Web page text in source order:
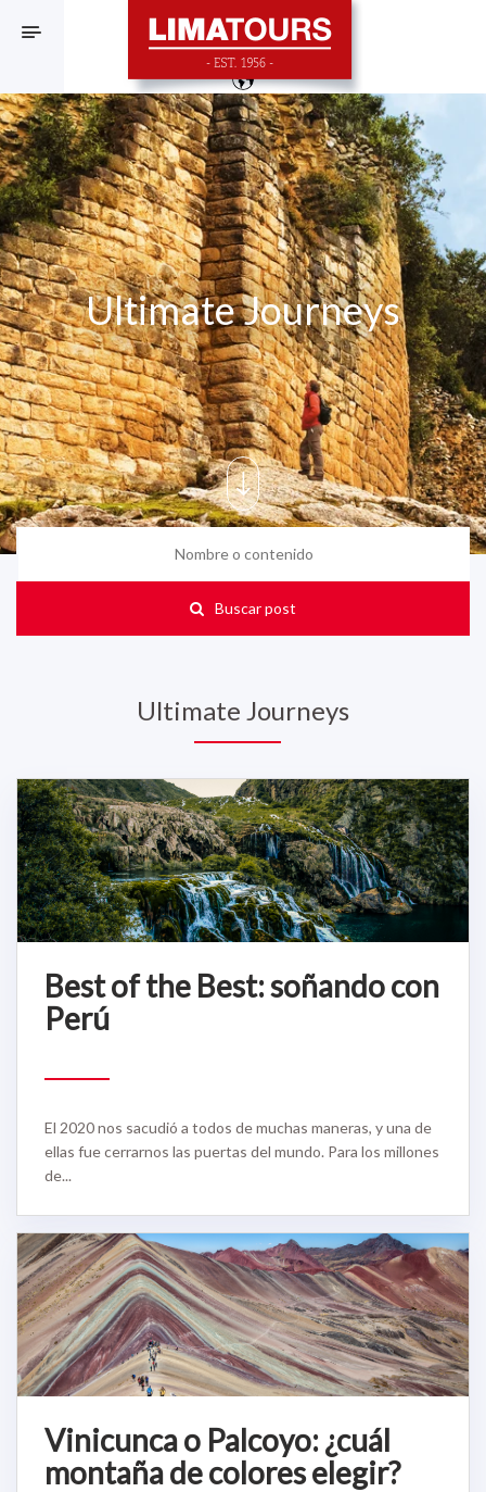
F
Ultimate Journeys
Buscar post
Ultimate Journeys
Best of the Best: soñando con
Perú
El 2020 nos sacudió a todos de muchas maneras, y una de
ellas fue cerrarnos las puertas del mundo. Para los millones
de...
Vinicunca o Palcoyo: ¿cuál
montaña de colores elegir?